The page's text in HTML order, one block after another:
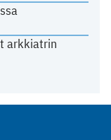
arkkiatrin